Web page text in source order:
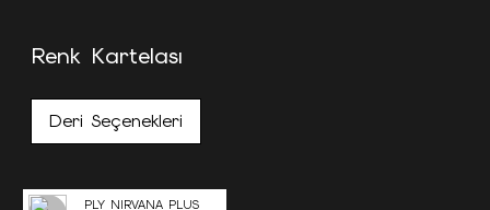
Renk Kartelası
Deri Seçenekleri
PLY NIRVANA PLUS